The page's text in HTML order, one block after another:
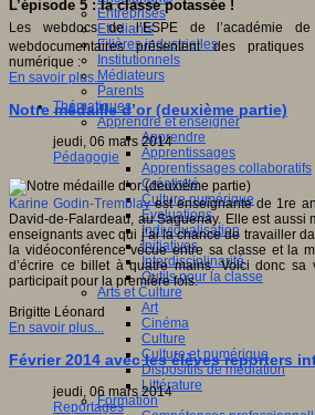
Entreprises
Etudiants
Filières industrielles
Institutionnels
Médiateurs
Parents
Thématiques
Apprendre et enseigner
Apprendre
Apprentissages
Apprentissages collaboratifs
Créativité
Culture numérique
Evaluations
Individualisation
Initiatives
Interdisciplinarité
Outils pour la classe
Arts et Culture
Art
Cinéma
Culture
Culture et numérique
Dispositifs de médiation
Littérature
Formation
L’épisode 5 : la classe potassée !
Les webdocs de l’ESPE de l’académie
webdocumentaires présentent des
numérique :
En savoir plus...
Notre médaille d’or (deuxième partie)
jeudi, 06 mars 2014
Pédagogie
Karine Godin-Tremblayest enseignante de 1re
David-de-Falardeau, au Saguenay. Elle est aussi
enseignants avec qui j’ai la chance de travailler
la vidéoconférence vécue entre sa classe et la
d’écrire ce billet à quatre mains. Voici donc
participait pour la première fois.
Brigitte Léonard
En savoir plus...
Février 2014 avec les élèves reporters
jeudi, 06 mars 2014
Reportages